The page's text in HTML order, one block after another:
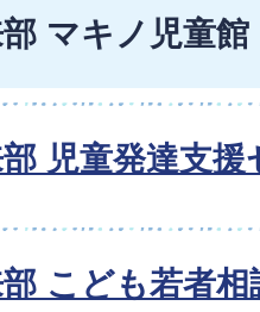
マキノ児童館
児童発達支援
こども若者相